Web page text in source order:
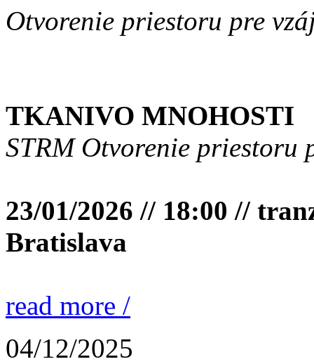
Otvorenie priestoru pre
TKANIVO MNOHOSTI
STRM Otvorenie priestoru
23/01/2026 // 18:00 //
Bratislava
read more /
04/12/2025